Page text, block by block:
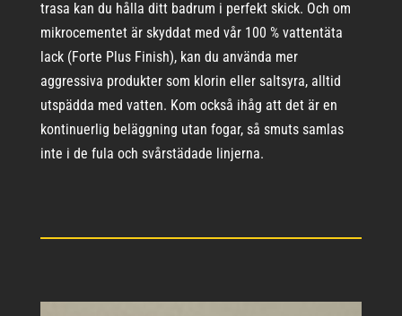
trasa kan du hålla ditt badrum i perfekt skick. Och om
mikrocementet är skyddat med vår 100 % vattentäta
lack (Forte Plus Finish), kan du använda mer
aggressiva produkter som klorin eller saltsyra, alltid
utspädda med vatten. Kom också ihåg att det är en
kontinuerlig beläggning utan fogar, så smuts samlas
inte i de fula och svårstädade linjerna.